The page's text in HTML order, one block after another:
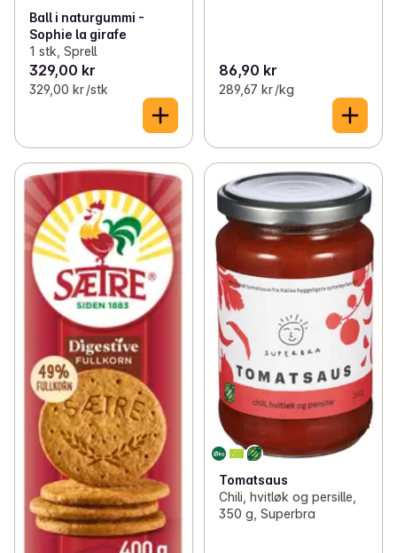
Ball i naturgummi -
Sophie la girafe
1 stk, Sprell
329,00 kr
329,00 kr /stk
86,90 kr
289,67 kr /kg
Tomatsaus
Chili, hvitløk og persille,
350 g, Superbra